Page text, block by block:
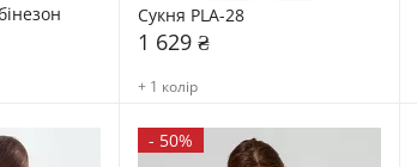
Сукня PLA-28
1 629 ₴
+ 1 колір
- 50%